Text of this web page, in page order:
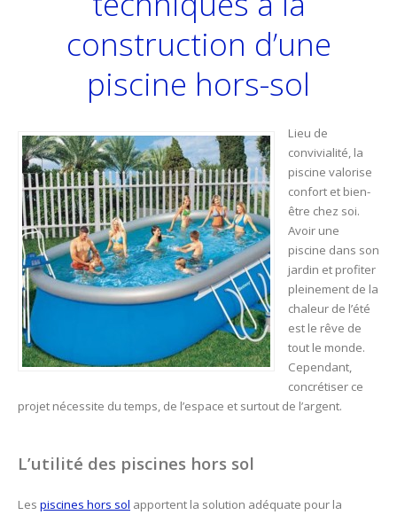
construction d’une
piscine hors-sol
Lieu de
convivialité, la
piscine valorise
confort et bien-
être chez soi.
Avoir une
piscine dans son
jardin et profiter
pleinement de la
chaleur de l’été
est le rêve de
tout le monde.
Cependant,
concrétiser ce
projet nécessite du temps, de l’espace et surtout de l’argent.
L’utilité des piscines hors sol
Les piscines hors sol apportent la solution adéquate pour la